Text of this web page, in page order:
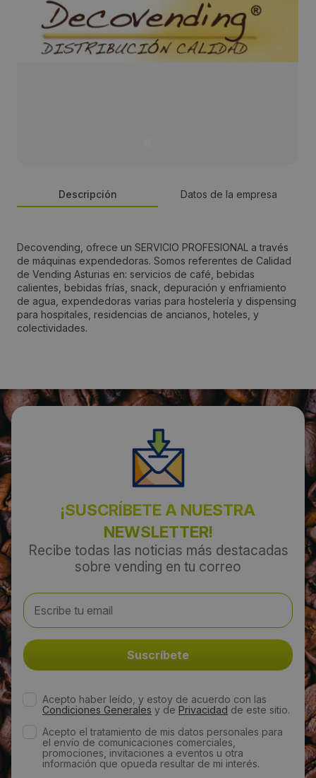
Descripción Datos de la empresa
Decovending, ofrece un SERVICIO PROFESIONAL a través
de máquinas expendedoras. Somos referentes de Calidad
de Vending Asturias en: servicios de café, bebidas
calientes, bebidas frías, snack, depuración y enfriamiento
de agua, expendedoras varias para hostelería y dispensing
para hospitales, residencias de ancianos, hoteles, y
colectividades.
Persona de contacto:
Isidro
Dirección:
Av. del Transporte, 11
Gijón
País:
Teléfono:
985134485
info@decovending.es
Web:
https://www.decovending.es/#&panel1-1
¡SUSCRÍBETE A NUESTRA
NEWSLETTER!
Recibe todas las noticias más destacadas
sobre vending en tu correo
Acepto haber leído, y estoy de acuerdo con las
Condiciones Generales y de Privacidad de este sitio.
Acepto el tratamiento de mis datos personales para
el envío de comunicaciones comerciales,
promociones, invitaciones a eventos u otra
información que opueda resultar de mi interés.